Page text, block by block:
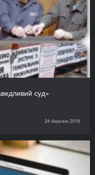
суд»
24 березня 2019